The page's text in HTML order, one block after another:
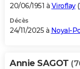
20/06/1951 à Viroflay(
Décès
24/11/2025 à Noyal-
Annie SAGOT